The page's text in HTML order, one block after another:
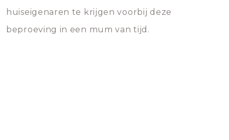
huiseigenaren te krijgen voorbij deze
beproeving in een mum van tijd.